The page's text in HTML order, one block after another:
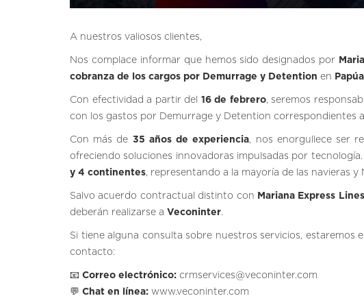
A nuestros valiosos clientes,
Nos complace informar que hemos sido designados por
cobranza de los cargos por Demurrage y Detention en
Con efectividad a partir del 16 de febrero, seremos
con los gastos por Demurrage y Detention correspondientes
Con más de 35 años de experiencia, nos enorgullece ser
ofreciendo soluciones innovadoras impulsadas por
y 4 continentes, representando a la mayoría de las navieras y
Salvo acuerdo contractual distinto con Mariana Express
deberán realizarse a Veconinter.
Si tiene alguna consulta sobre nuestros servicios, estaremos
contacto:
📧 Correo electrónico: crmservices@veconinter.com
💬 Chat en línea: www.veconinter.com